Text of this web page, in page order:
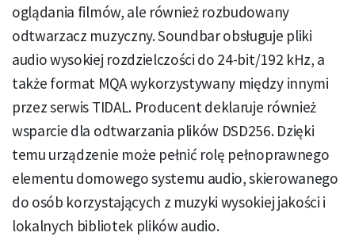
oglądania filmów, ale również rozbudowany
odtwarzacz muzyczny. Soundbar obsługuje pliki
audio wysokiej rozdzielczości do 24-bit/192 kHz, a
także format MQA wykorzystywany między innymi
przez serwis TIDAL. Producent deklaruje również
wsparcie dla odtwarzania plików DSD256. Dzięki
temu urządzenie może pełnić rolę pełnoprawnego
elementu domowego systemu audio, skierowanego
do osób korzystających z muzyki wysokiej jakości i
lokalnych bibliotek plików audio.